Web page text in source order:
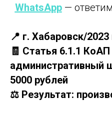
WhatsApp—
📍 г. Хабаровск/2023
🧾 Статья 6.1.1
административный
5000 рублей
⚖️ Результат: